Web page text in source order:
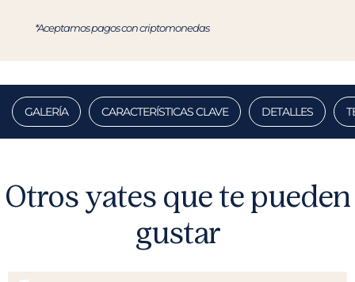
*Aceptamos pagos con criptomonedas
GALERÍA CARACTERÍSTICAS CLAVE DETALLES
Otros yates que te pueden
gustar